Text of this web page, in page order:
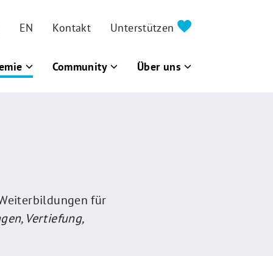
EN Kontakt Unterstützen
Community Über uns
für
Vertiefung,